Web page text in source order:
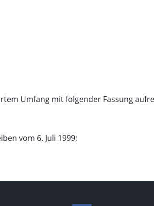
Umfang mit folgender Fassung
vom 6. Juli 1999;